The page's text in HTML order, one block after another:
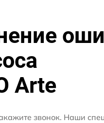
Arte
звонок. Наши